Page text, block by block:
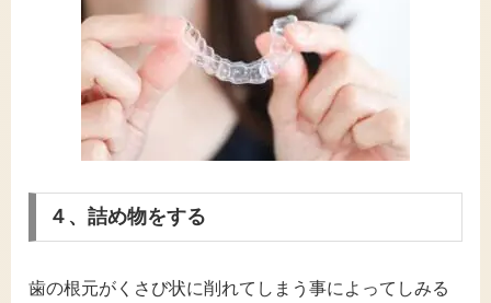
４、詰め物をする
歯の根元がくさび状に削れてしまう事によってしみる